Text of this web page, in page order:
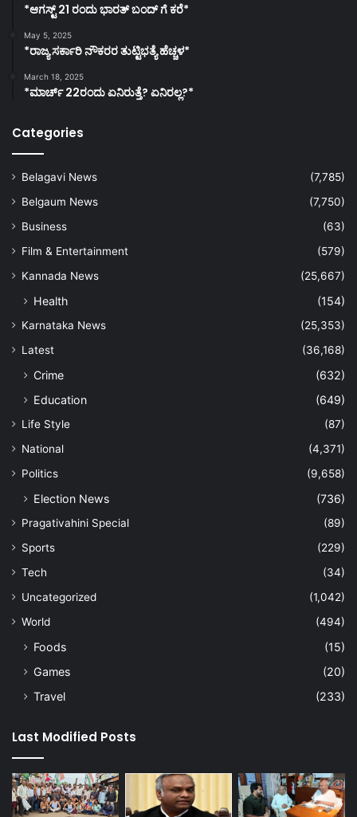
*ಆಗಸ್ಟ್ 21 ರಂದು ಭಾರತ್‌ ಬಂದ್‌ ಗೆ ಕರೆ*
May 5, 2025
*ರಾಜ್ಯ ಸರ್ಕಾರಿ ನೌಕರರ ತುಟ್ಟಿಭತ್ಯೆ ಹೆಚ್ಚಳ*
March 18, 2025
*ಮಾರ್ಚ್ 22ರಂದು ಏನಿರುತ್ತೆ? ಏನಿರಲ್ಲ?*
Categories
Belagavi News
(7,785)
Belgaum News
(7,750)
Business
(63)
Film & Entertainment
(579)
Kannada News
(25,667)
Health (154)
Karnataka News
(25,353)
Latest
(36,168)
Crime
(632)
Education
(649)
Life Style
(87)
National
(4,371)
Politics
(9,658)
Election News (736)
Pragativahini Special
(89)
Sports
(229)
Tech
(34)
Uncategorized
(1,042)
World
(494)
Foods
(15)
Games
(20)
Travel
(233)
Last Modified Posts